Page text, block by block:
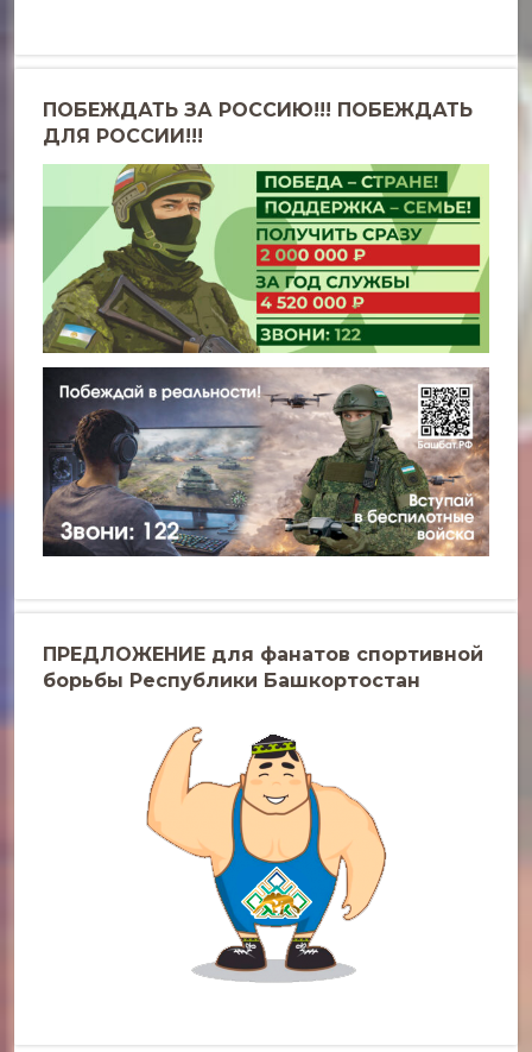
ПОБЕЖДАТЬ ЗА РОССИЮ!!! ПОБЕЖДАТЬ
ДЛЯ РОССИИ!!!
ПРЕДЛОЖЕНИЕ для фанатов спортивной
борьбы Республики Башкортостан